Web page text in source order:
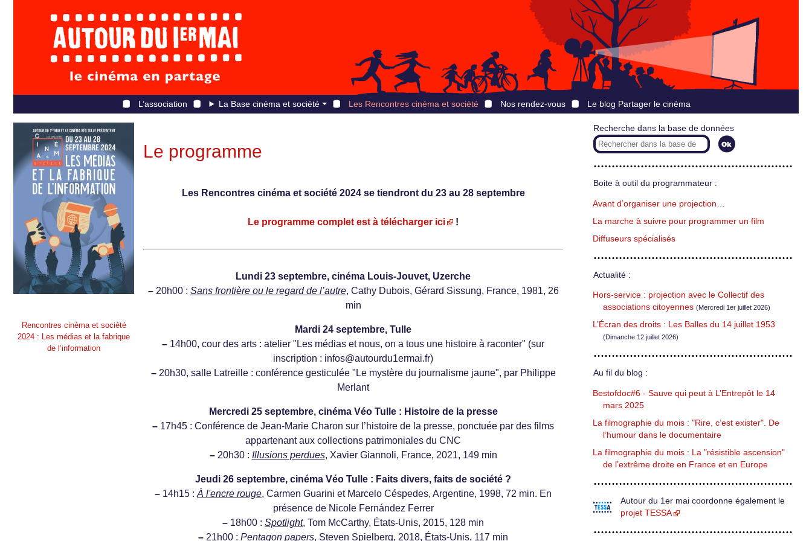
L’association La Base cinéma et société Les Rencontres cinéma et société Nos rendez-vous Le blog Partager le cinéma
Rencontres cinéma et société
2024 : Les médias et la fabrique
de l’information
Le programme
Les Rencontres cinéma et société 2024 se tiendront du 23 au 28 septembre
Le programme complet est à télécharger ici !
Lundi 23 septembre, cinéma Louis-Jouvet, Uzerche
–20h00 : Sans frontière ou le regard de l’autre, Cathy Dubois, Gérard Sissung, France, 1981, 26
min
Mardi 24 septembre, Tulle
– 14h00, cour des arts : atelier "Les médias et nous, on a tous une histoire à raconter" (sur
inscription : infos@autourdu1ermai.fr)
–20h30, salle Latreille : conférence gesticulée "Le mystère du journalisme jaune", par Philippe
Merlant
Mercredi 25 septembre, cinéma Véo Tulle : Histoire de la presse
– 17h45 : Conférence de Jean-Marie Charon sur l’histoire de la presse, ponctuée par des films
appartenant aux collections patrimoniales du CNC
–20h30 : Illusions perdues, Xavier Giannoli, France, 2021, 149 min
Jeudi 26 septembre, cinéma Véo Tulle : Faits divers, faits de société ?
– 14h15 : À l'encre rouge, Carmen Guarini et Marcelo Céspedes, Argentine, 1998, 72 min. En
présence de Nicole Fernández Ferrer
– 18h00 : Spotlight, Tom McCarthy, États-Unis, 2015, 128 min
– 21h00 : Pentagon papers, Steven Spielberg, 2018, États-Unis, 117 min
Recherche dans la base de données
Boite à outil du programmateur :
Avant d’organiser une projection…
La marche à suivre pour programmer un film
Diffuseurs spécialisés
Actualité :
Hors-service : projection avec le Collectif des
associations citoyennes (Mercredi 1er juillet 2026)
L’Écran des droits : Les Balles du 14 juillet 1953
(Dimanche 12 juillet 2026)
Au fil du blog :
Bestofdoc#6 - Sauve qui peut à L’Entrepôt le 14
mars 2025
La filmographie du mois : "Rire, c’est exister". De
l’humour dans le documentaire
La filmographie du mois : La "résistible ascension"
de l’extrême droite en France et en Europe
Autour du 1er mai coordonne également le
projet TESSA